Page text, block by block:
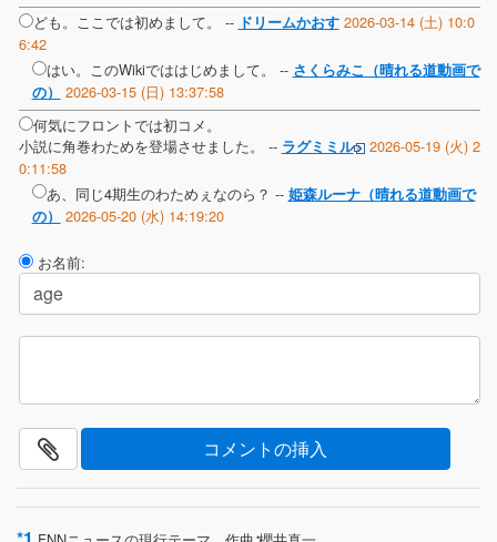
ども。ここでは初めまして。 -- ドリームかおす 2026-03-14 (土) 10:0
6:42
はい。このWikiでははじめまして。 -- さくらみこ（晴れる道動画で
の）
2026-03-15 (日) 13:37:58
何気にフロントでは初コメ。
小説に角巻わためを登場させました。 -- ラグミミル
2026-05-19 (火) 2
0:11:58
あ、同じ4期生のわためぇなのら？ -- 姫森ルーナ（晴れる道動画で
の）
2026-05-20 (水) 14:19:20
お名前: